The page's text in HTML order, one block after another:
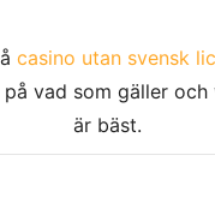
casino utan svensk
vad som gäller och
är bäst.